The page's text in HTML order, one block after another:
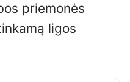
priemonės
ligos